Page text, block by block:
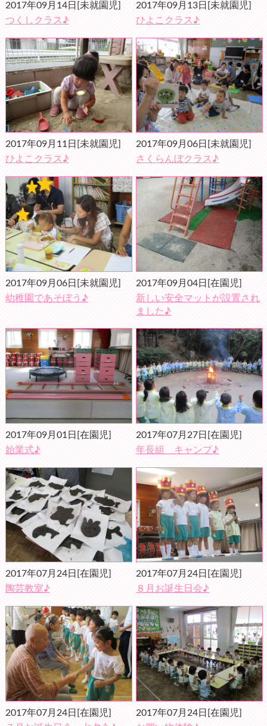
2017年09月14日 [未就園児]
つくしクラス♪
2017年09月13日 [未就園児]
ひよこクラス♪
2017年09月11日 [未就園児]
ひよこクラス♪
2017年09月06日 [未就園児]
さくらんぼクラス♪
2017年09月06日 [未就園児]
幼稚園であそぼう♪
2017年09月04日 [在園児]
新しい安全マットが設置され
ました♪
2017年09月01日 [在園児]
始業式♪
2017年07月27日 [在園児]
年長組 キャンプ♪
2017年07月24日 [在園児]
陶芸教室♪
2017年07月24日 [在園児]
８月お誕生日会♪
2017年07月24日 [在園児]
2017年07月24日 [在園児]